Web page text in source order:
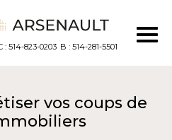
: 514-823-0203 B : 514-281-5501
vos coups de